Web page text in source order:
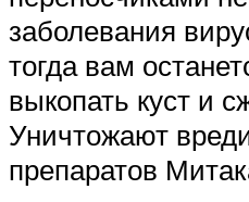
заболевания
тогда вам
выкопать куст и
Уничтожают
препаратов